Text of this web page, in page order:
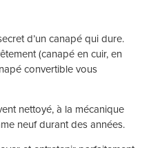
d’un canapé qui dure.
(canapé en cuir, en
convertible vous
nettoyé, à la mécanique
neuf durant des années.